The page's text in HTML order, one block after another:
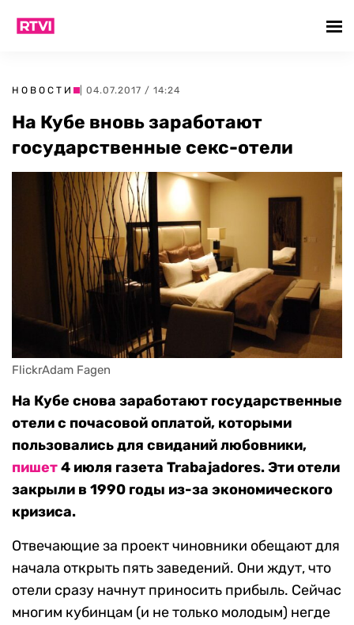
НОВОСТИ | 04.07.2017 / 14:24
На Кубе вновь заработают
государственные секс-отели
FlickrAdam Fagen
На Кубе снова заработают государственные
отели с почасовой оплатой, которыми
пользовались для свиданий любовники,
пишет4 июля газета Trabajadores. Эти отели
закрыли в 1990 годы из-за экономического
кризиса.
Отвечающие за проект чиновники обещают для
начала открыть пять заведений. Они ждут, что
отели сразу начнут приносить прибыль. Сейчас
многим кубинцам (и не только молодым) негде